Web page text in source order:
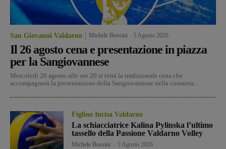
San Giovanni Valdarno Michele Bossini 5 Agosto 2026
Il 26 agosto cena e presentazione in piazza
per la Sangiovannese
Mercoledì 26 agosto alle ore 20 si terrà la tradizionale cena che
accompagnerà la presentazione della Sangiovannese nella consueta...
Figline Incisa Valdarno
La schiacciatrice Kalina Pylinska l’ultimo
tassello della Passione Valdarno Volley
Michele Bossini 5 Agosto 2026